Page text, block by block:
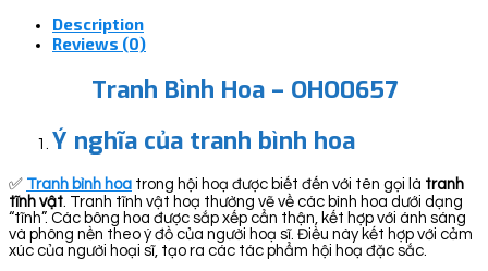
Description
Reviews (0)
Tranh Bình Hoa – OHO0657
Ý nghĩa của tranh bình hoa
✅ Tranh bình hoa trong hội hoạ được biết đến với tên gọi là tranh
tĩnh vật. Tranh tĩnh vật hoạ thường vẽ về các bình hoa dưới dạng
“tĩnh”. Các bông hoa được sắp xếp cẩn thận, kết hợp với ánh sáng
và phông nền theo ý đồ của người hoạ sĩ. Điều này kết hợp với cảm
xúc của người hoại sĩ, tạo ra các tác phẩm hội hoạ đặc sắc.